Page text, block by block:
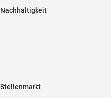
Nachhaltigkeit
Stellenmarkt